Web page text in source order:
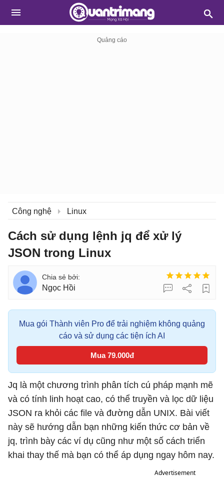
Công nghệ Linux
Cách sử dụng lệnh jq để xử lý
JSON trong Linux
Ngọc Hồi
Mua gói Thành viên Pro để trải nghiệm không quảng
cáo và sử dụng các tiện ích AI
Mua 79.000đ
Jq là một chương trình phân tích cú pháp mạnh mẽ
và có tính linh hoạt cao, có thể truyền và lọc dữ liệu
JSON ra khỏi các file và đường dẫn UNIX. Bài viết
này sẽ hướng dẫn bạn những kiến thức cơ bản về
jq, trình bày các ví dụ cũng như một số cách triển
khai thay thế mà bạn có thể áp dụng ngay hôm nay.
Advertisement